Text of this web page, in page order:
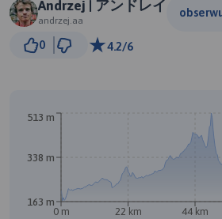
Andrzej | アンドレイ
andrzej.aa
0 4.2/6
0 m 22 km 44 km
163 m
338 m
513 m